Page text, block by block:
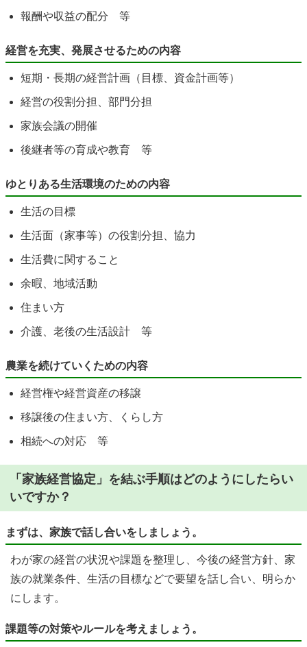
報酬や収益の配分 等
経営を充実、発展させるための内容
短期・長期の経営計画（目標、資金計画等）
経営の役割分担、部門分担
家族会議の開催
後継者等の育成や教育 等
ゆとりある生活環境のための内容
生活の目標
生活面（家事等）の役割分担、協力
生活費に関すること
余暇、地域活動
住まい方
介護、老後の生活設計 等
農業を続けていくための内容
経営権や経営資産の移譲
移譲後の住まい方、くらし方
相続への対応 等
「家族経営協定」を結ぶ手順はどのようにしたらい
いですか？
まずは、家族で話し合いをしましょう。
わが家の経営の状況や課題を整理し、今後の経営方針、家
族の就業条件、生活の目標などで要望を話し合い、明らか
にします。
課題等の対策やルールを考えましょう。